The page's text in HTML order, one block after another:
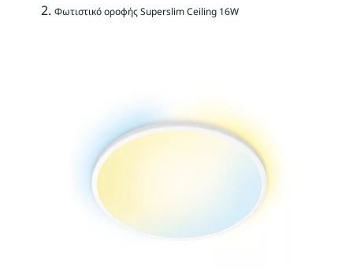
Φωτιστικό οροφής Superslim Ceiling 16W